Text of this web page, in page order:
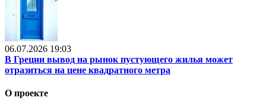
06.07.2026 19:03
В Греции вывод на рынок пустующего жилья может
отразиться на цене квадратного метра
О проекте